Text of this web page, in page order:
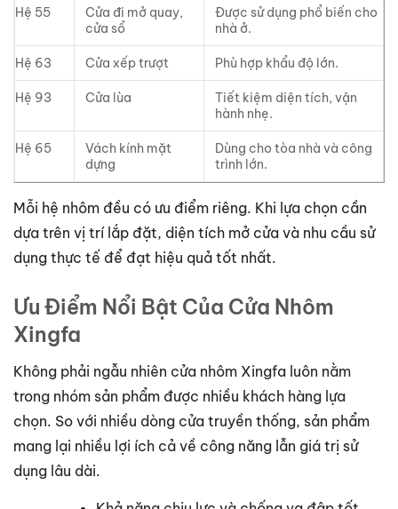
Hệ 55
Cửa đi mở quay,
cửa sổ
Được sử dụng phổ biến cho
nhà ở.
Hệ 63 Cửa xếp trượt Phù hợp khẩu độ lớn.
Hệ 93 Cửa lùa
Tiết kiệm diện tích, vận
hành nhẹ.
Hệ 65
Vách kính mặt
dựng
Dùng cho tòa nhà và công
trình lớn.
Mỗi hệ nhôm đều có ưu điểm riêng. Khi lựa chọn cần
dựa trên vị trí lắp đặt, diện tích mở cửa và nhu cầu sử
dụng thực tế để đạt hiệu quả tốt nhất.
Ưu Điểm Nổi Bật Của Cửa Nhôm
Xingfa
Không phải ngẫu nhiên cửa nhôm Xingfa luôn nằm
trong nhóm sản phẩm được nhiều khách hàng lựa
chọn. So với nhiều dòng cửa truyền thống, sản phẩm
mang lại nhiều lợi ích cả về công năng lẫn giá trị sử
dụng lâu dài.